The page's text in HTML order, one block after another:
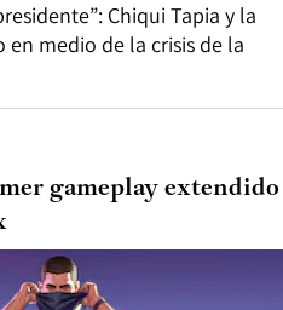
Chiqui Tapia y la
en medio de la crisis de la
gameplay extendido